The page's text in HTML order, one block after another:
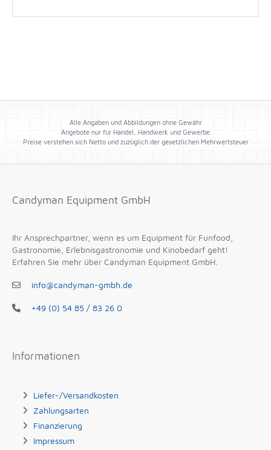
Alle Angaben und Abbildungen ohne Gewähr
Angebote nur für Handel, Handwerk und Gewerbe
Preise verstehen sich Netto und zuzüglich der gesetzlichen Mehrwertsteuer
Candyman Equipment GmbH
Ihr Ansprechpartner, wenn es um Equipment für Funfood,
Gastronomie, Erlebnisgastronomie und Kinobedarf geht!
Erfahren Sie mehr über Candyman Equipment GmbH.
info@candyman-gmbh.de
+49 (0) 54 85 / 83 26 0
Informationen
Liefer-/Versandkosten
Zahlungsarten
Finanzierung
Impressum